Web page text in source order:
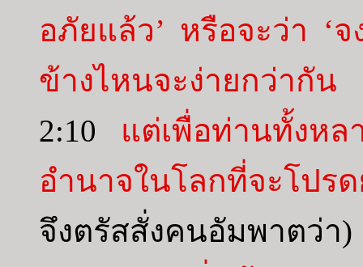
อภัยแล้ว’ หรือจะว่า ‘
ข้างไหนจะง่ายกว่ากัน
2:10 แต่เพื่อท่านทั้งห
อำนาจในโลกที่จะโปร
จึงตรัสสั่งคนอัมพาตว่า)